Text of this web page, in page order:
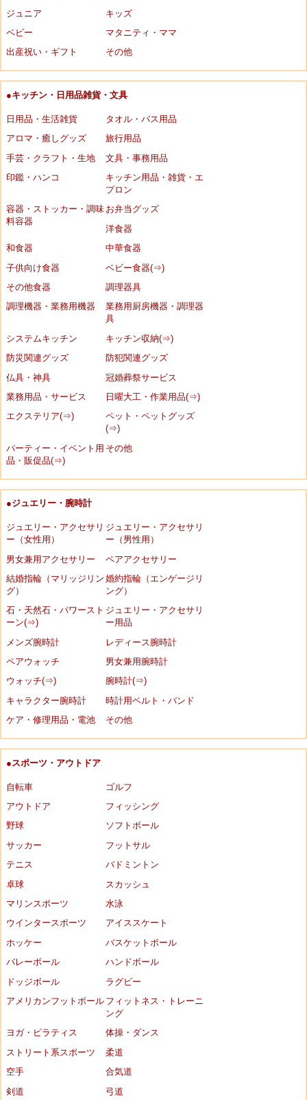
ジュニア
キッズ
ベビー
マタニティ・ママ
出産祝い・ギフト
その他
●キッチン・日用品雑貨・文具
日用品・生活雑貨
タオル・バス用品
アロマ・癒しグッズ
旅行用品
手芸・クラフト・生地
文具・事務用品
印鑑・ハンコ
キッチン用品・雑貨・エ
プロン
容器・ストッカー・調味
料容器
お弁当グッズ
洋食器
和食器
中華食器
子供向け食器
ベビー食器(⇒)
その他食器
調理器具
調理機器・業務用機器
業務用厨房機器・調理器
具
システムキッチン
キッチン収納(⇒)
防災関連グッズ
防犯関連グッズ
仏具・神具
冠婚葬祭サービス
業務用品・サービス
日曜大工・作業用品(⇒)
エクステリア(⇒)
ペット・ペットグッズ
(⇒)
パーティー・イベント用
品・販促品(⇒)
その他
●ジュエリー・腕時計
ジュエリー・アクセサリ
ー（女性用）
ジュエリー・アクセサリ
ー（男性用）
男女兼用アクセサリー
ペアアクセサリー
結婚指輪（マリッジリン
グ）
婚約指輪（エンゲージリ
ング）
石・天然石・パワースト
ーン(⇒)
ジュエリー・アクセサリ
ー用品
メンズ腕時計
レディース腕時計
ペアウォッチ
男女兼用腕時計
ウォッチ(⇒)
腕時計(⇒)
キャラクター腕時計
時計用ベルト・バンド
ケア・修理用品・電池
その他
●スポーツ・アウトドア
自転車
ゴルフ
アウトドア
フィッシング
野球
ソフトボール
サッカー
フットサル
テニス
バドミントン
卓球
スカッシュ
マリンスポーツ
水泳
ウインタースポーツ
アイススケート
ホッケー
バスケットボール
バレーボール
ハンドボール
ドッジボール
ラグビー
アメリカンフットボール フィットネス・トレーニ
ング
ヨガ・ピラティス
体操・ダンス
ストリート系スポーツ
柔道
空手
合気道
剣道
弓道